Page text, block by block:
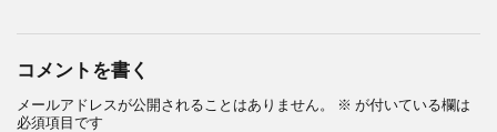
コメントを書く
メールアドレスが公開されることはありません。 ※ が付いている欄は
必須項目です